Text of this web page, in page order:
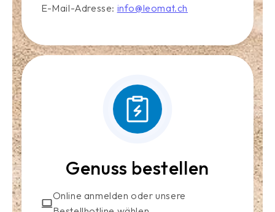
E-Mail-Adresse: info@leomat.ch
Genuss bestellen
Online anmelden oder unsere